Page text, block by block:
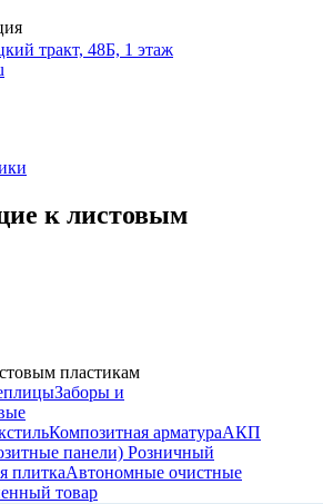
тракт, 48Б, 1 этаж
к листовым
пластикам
Заборы и
Композитная арматураАКП
панели) Розничный
плиткаАвтономные очистные
товар